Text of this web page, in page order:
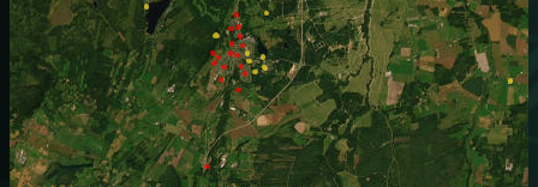
SpåraÖrn
+1
Västra Götaland
Stonehammer
+1
Västra Götaland
TurfFristil
+1
Västra Götaland
Villagläntan
+1
Västra Götaland